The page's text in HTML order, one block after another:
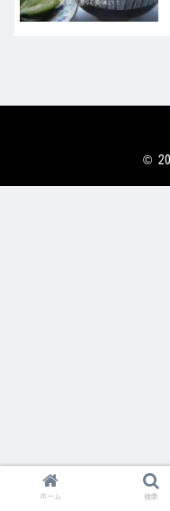
©
ホーム 検索